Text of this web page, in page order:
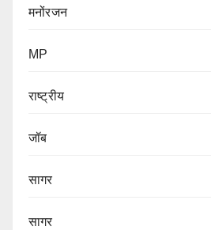
मनोंरजन
MP
राष्ट्रीय
जॉब
सागर
सागर